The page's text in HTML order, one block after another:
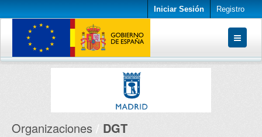
Iniciar Sesión Registro
Conjuntos de datos
Organizaciones DGT